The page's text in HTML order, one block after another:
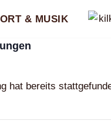
& MUSIK
hat bereits